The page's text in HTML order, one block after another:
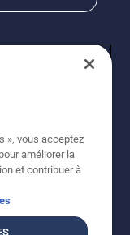
Les prix
Photos non
des prix de
», vous acceptez
améliorer la
et contribuer à